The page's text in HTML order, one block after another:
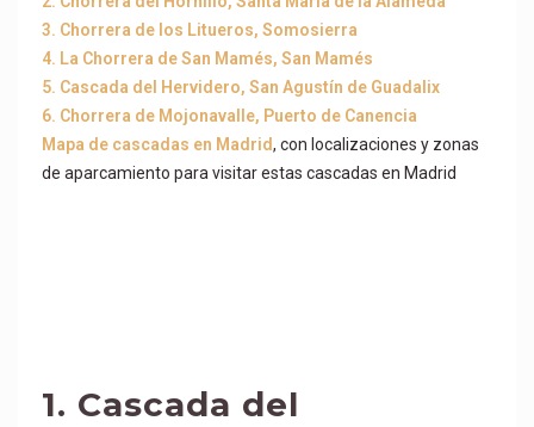
3. Chorrera de los Litueros, Somosierra
4. La Chorrera de San Mamés, San Mamés
5. Cascada del Hervidero, San Agustín de Guadalix
6. Chorrera de Mojonavalle, Puerto de Canencia
Mapa de cascadas en Madrid, con localizaciones y zonas
de aparcamiento para visitar estas cascadas en Madrid
1. Cascada del